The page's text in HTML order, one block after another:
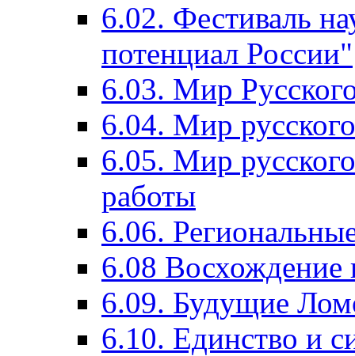
6.02. Фестиваль
потенциал России"
6.03. Мир
6.04. Мир
6.05. Мир
работы
6.06.
6.08 Восхождение
6.09. Будущие
6.10. Единство и